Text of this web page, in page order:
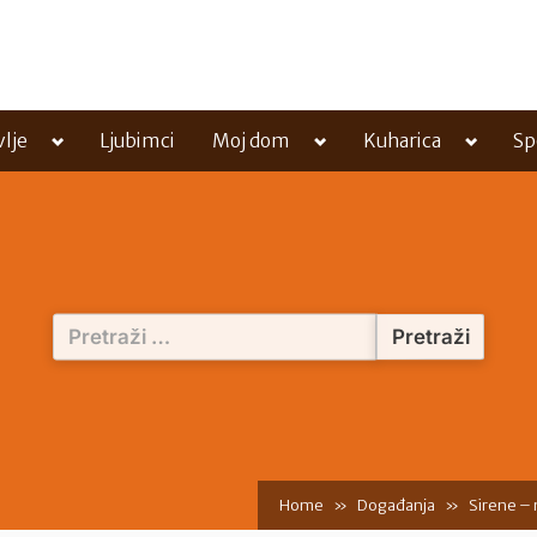
Toggle
menu
Ljubimci Moj dom
Toggle
menu
Kuharica
Toggle
menu
Pretraži:
Home Događanja Sirene –